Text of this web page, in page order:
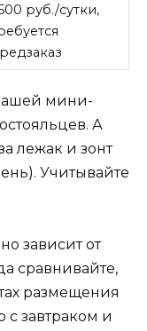
руб./сутки,
мини-
А
лежак и зонт
Учитывайте
зависит от
сравнивайте,
размещения
с завтраком и